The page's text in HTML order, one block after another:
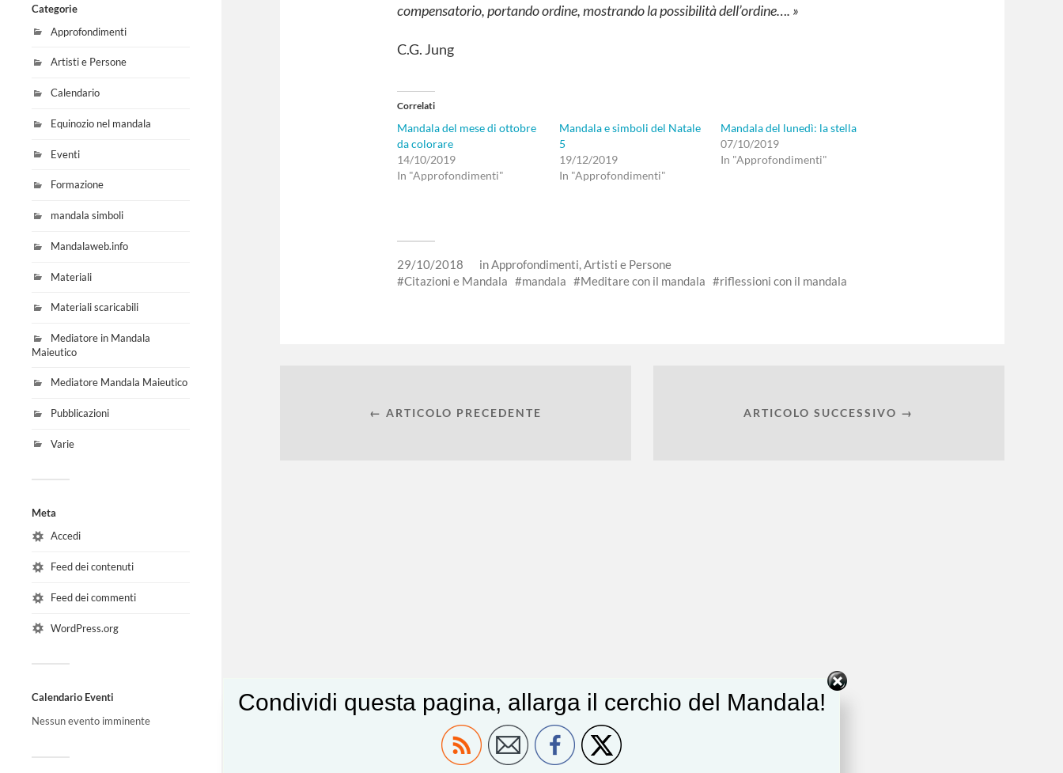
Categorie
Approfondimenti
Artisti e Persone
Calendario
Equinozio nel mandala
Eventi
Formazione
mandala simboli
Mandalaweb.info
Materiali
Materiali scaricabili
Mediatore in Mandala
Maieutico
Mediatore Mandala Maieutico
Pubblicazioni
Varie
Meta
Accedi
Feed dei contenuti
Feed dei commenti
WordPress.org
Calendario Eventi
Nessun evento imminente
compensatorio, portando ordine, mostrando la possibilità dell’ordine…. »
C.G. Jung
Correlati
Mandala del mese di ottobre
da colorare
14/10/2019
In "Approfondimenti"
Mandala e simboli del Natale
5
19/12/2019
In "Approfondimenti"
Mandala del lunedì: la stella
07/10/2019
In "Approfondimenti"
29/10/2018 inApprofondimenti,Artisti e Persone
Citazioni e Mandala
mandala Meditare con il mandala riflessioni con il mandala
← ARTICOLO PRECEDENTE ARTICOLO SUCCESSIVO →
Condividi questa pagina, allarga il cerchio del Mandala!